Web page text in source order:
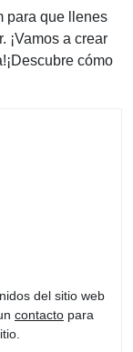
para que llenes
¡Vamos a crear
cómo
del sitio web
contacto para